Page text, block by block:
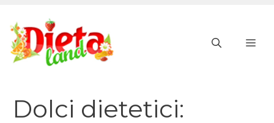
contenuto
Dolci dietetici: